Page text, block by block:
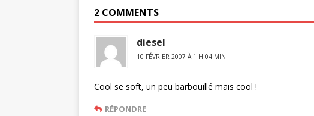
2 COMMENTS
diesel
10 FÉVRIER 2007 À 1 H 04 MIN
Cool se soft, un peu barbouillé mais cool !
RÉPONDRE